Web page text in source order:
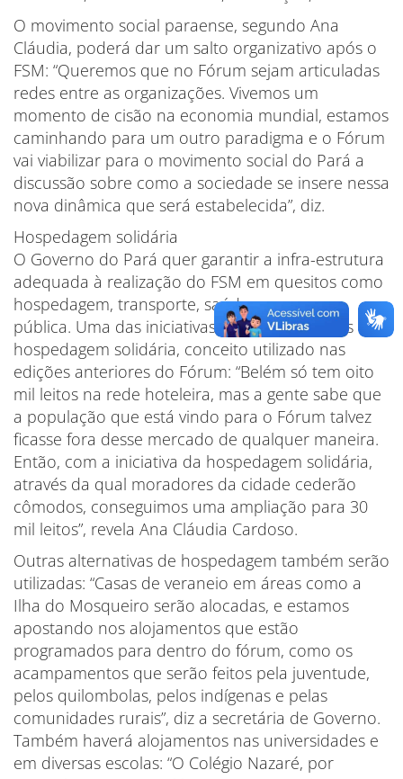
O movimento social paraense, segundo Ana
Cláudia, poderá dar um salto organizativo após o
FSM: “Queremos que no Fórum sejam articuladas
redes entre as organizações. Vivemos um
momento de cisão na economia mundial, estamos
caminhando para um outro paradigma e o Fórum
vai viabilizar para o movimento social do Pará a
discussão sobre como a sociedade se insere nessa
nova dinâmica que será estabelecida”, diz.
Hospedagem solidária
O Governo do Pará quer garantir a infra-estrutura
adequada à realização do FSM em quesitos como
hospedagem, transporte, saúde e segurança
pública. Uma das iniciativas a serem adotadas é a
hospedagem solidária, conceito utilizado nas
edições anteriores do Fórum: “Belém só tem oito
mil leitos na rede hoteleira, mas a gente sabe que
a população que está vindo para o Fórum talvez
ficasse fora desse mercado de qualquer maneira.
Então, com a iniciativa da hospedagem solidária,
através da qual moradores da cidade cederão
cômodos, conseguimos uma ampliação para 30
mil leitos”, revela Ana Cláudia Cardoso.
Outras alternativas de hospedagem também serão
utilizadas: “Casas de veraneio em áreas como a
Ilha do Mosqueiro serão alocadas, e estamos
apostando nos alojamentos que estão
programados para dentro do fórum, como os
acampamentos que serão feitos pela juventude,
pelos quilombolas, pelos indígenas e pelas
comunidades rurais”, diz a secretária de Governo.
Também haverá alojamentos nas universidades e
em diversas escolas: “O Colégio Nazaré, por